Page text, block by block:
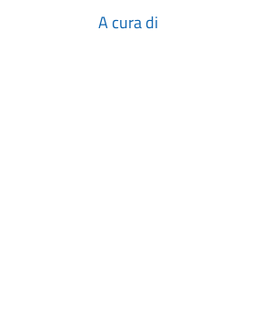
A cura di